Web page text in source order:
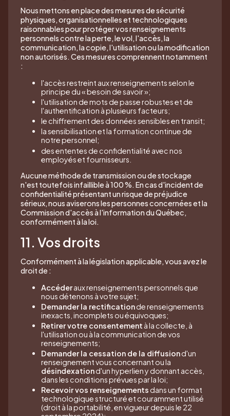
Nous mettons en place des mesures de sécurité
physiques, organisationnelles et technologiques
raisonnables pour protéger vos renseignements
personnels contre la perte, le vol, l'accès, la
communication, la copie, l'utilisation ou la modification
non autorisés. Ces mesures comprennent notamment
:
l'accès restreint aux renseignements selon le
principe du « besoin de savoir »;
l'utilisation de mots de passe robustes et de
l'authentification à plusieurs facteurs;
le chiffrement des données sensibles en transit;
la sensibilisation et la formation continue de
notre personnel;
des ententes de confidentialité avec nos
employés et fournisseurs.
Aucune méthode de transmission ou de stockage
n'est toutefois infaillible à 100 %. En cas d'incident de
confidentialité présentant un risque de préjudice
sérieux, nous aviserons les personnes concernées et la
Commission d'accès à l'information du Québec,
conformément à la loi.
11. Vos droits
Conformément à la législation applicable, vous avez le
droit de :
Accéderaux renseignements personnels que
nous détenons à votre sujet;
Demander la rectificationde renseignements
inexacts, incomplets ou équivoques;
Retirer votre consentement à la collecte, à
l'utilisation ou à la communication de vos
renseignements;
Demander la cessation de la diffusiond'un
renseignement vous concernant ou la
désindexationd'un hyperlien y donnant accès,
dans les conditions prévues par la loi;
Recevoir vos renseignements dans un format
technologique structuré et couramment utilisé
(droit à la portabilité, en vigueur depuis le 22